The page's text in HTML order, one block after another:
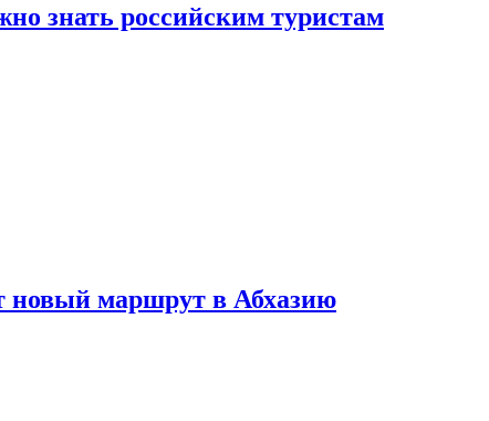
знать российским туристам
новый маршрут в Абхазию